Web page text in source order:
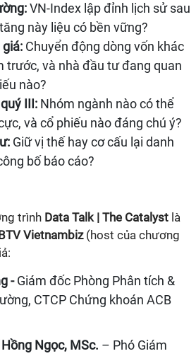
VN-Index lập đỉnh lịch sử sau
này liệu có bền vững?
giá: Chuyển động dòng vốn khác
trước, và nhà đầu tư đang quan
nào?
III: Nhóm ngành nào có thể
và cổ phiếu nào đáng chú ý?
Giữ vị thế hay cơ cấu lại danh
bố báo cáo?
trình Data Talk | The Catalyst là
Vietnambiz(host của chương
-Giám đốc Phòng Phân tích &
CTCP Chứng khoán ACB
Ngọc, MSc. – Phó Giám